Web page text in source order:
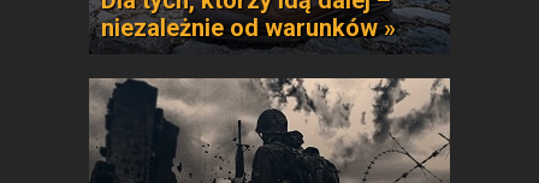
niezależnie od warunków »